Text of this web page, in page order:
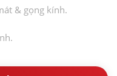
& gọng kính.